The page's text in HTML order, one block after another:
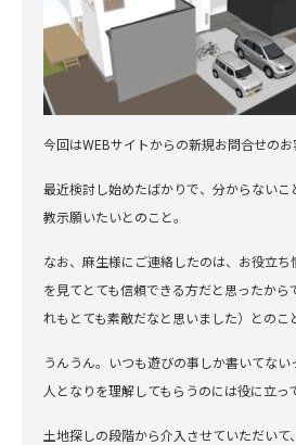
今回はWEBサイトからの新規お問合せのお
最近検討し始めたばかりで、分からない
教示願いたいとのこと。
なお、麻生様にご連絡したのは、お役立
を見てとても信頼できる方だと思ったから
れもとても素敵だなと思いました）とのこ
うんうん。いつも遊びの事しか書いてない
人となりを理解してもらうのには役に立っ
土地探しの段階から介入させていただいて